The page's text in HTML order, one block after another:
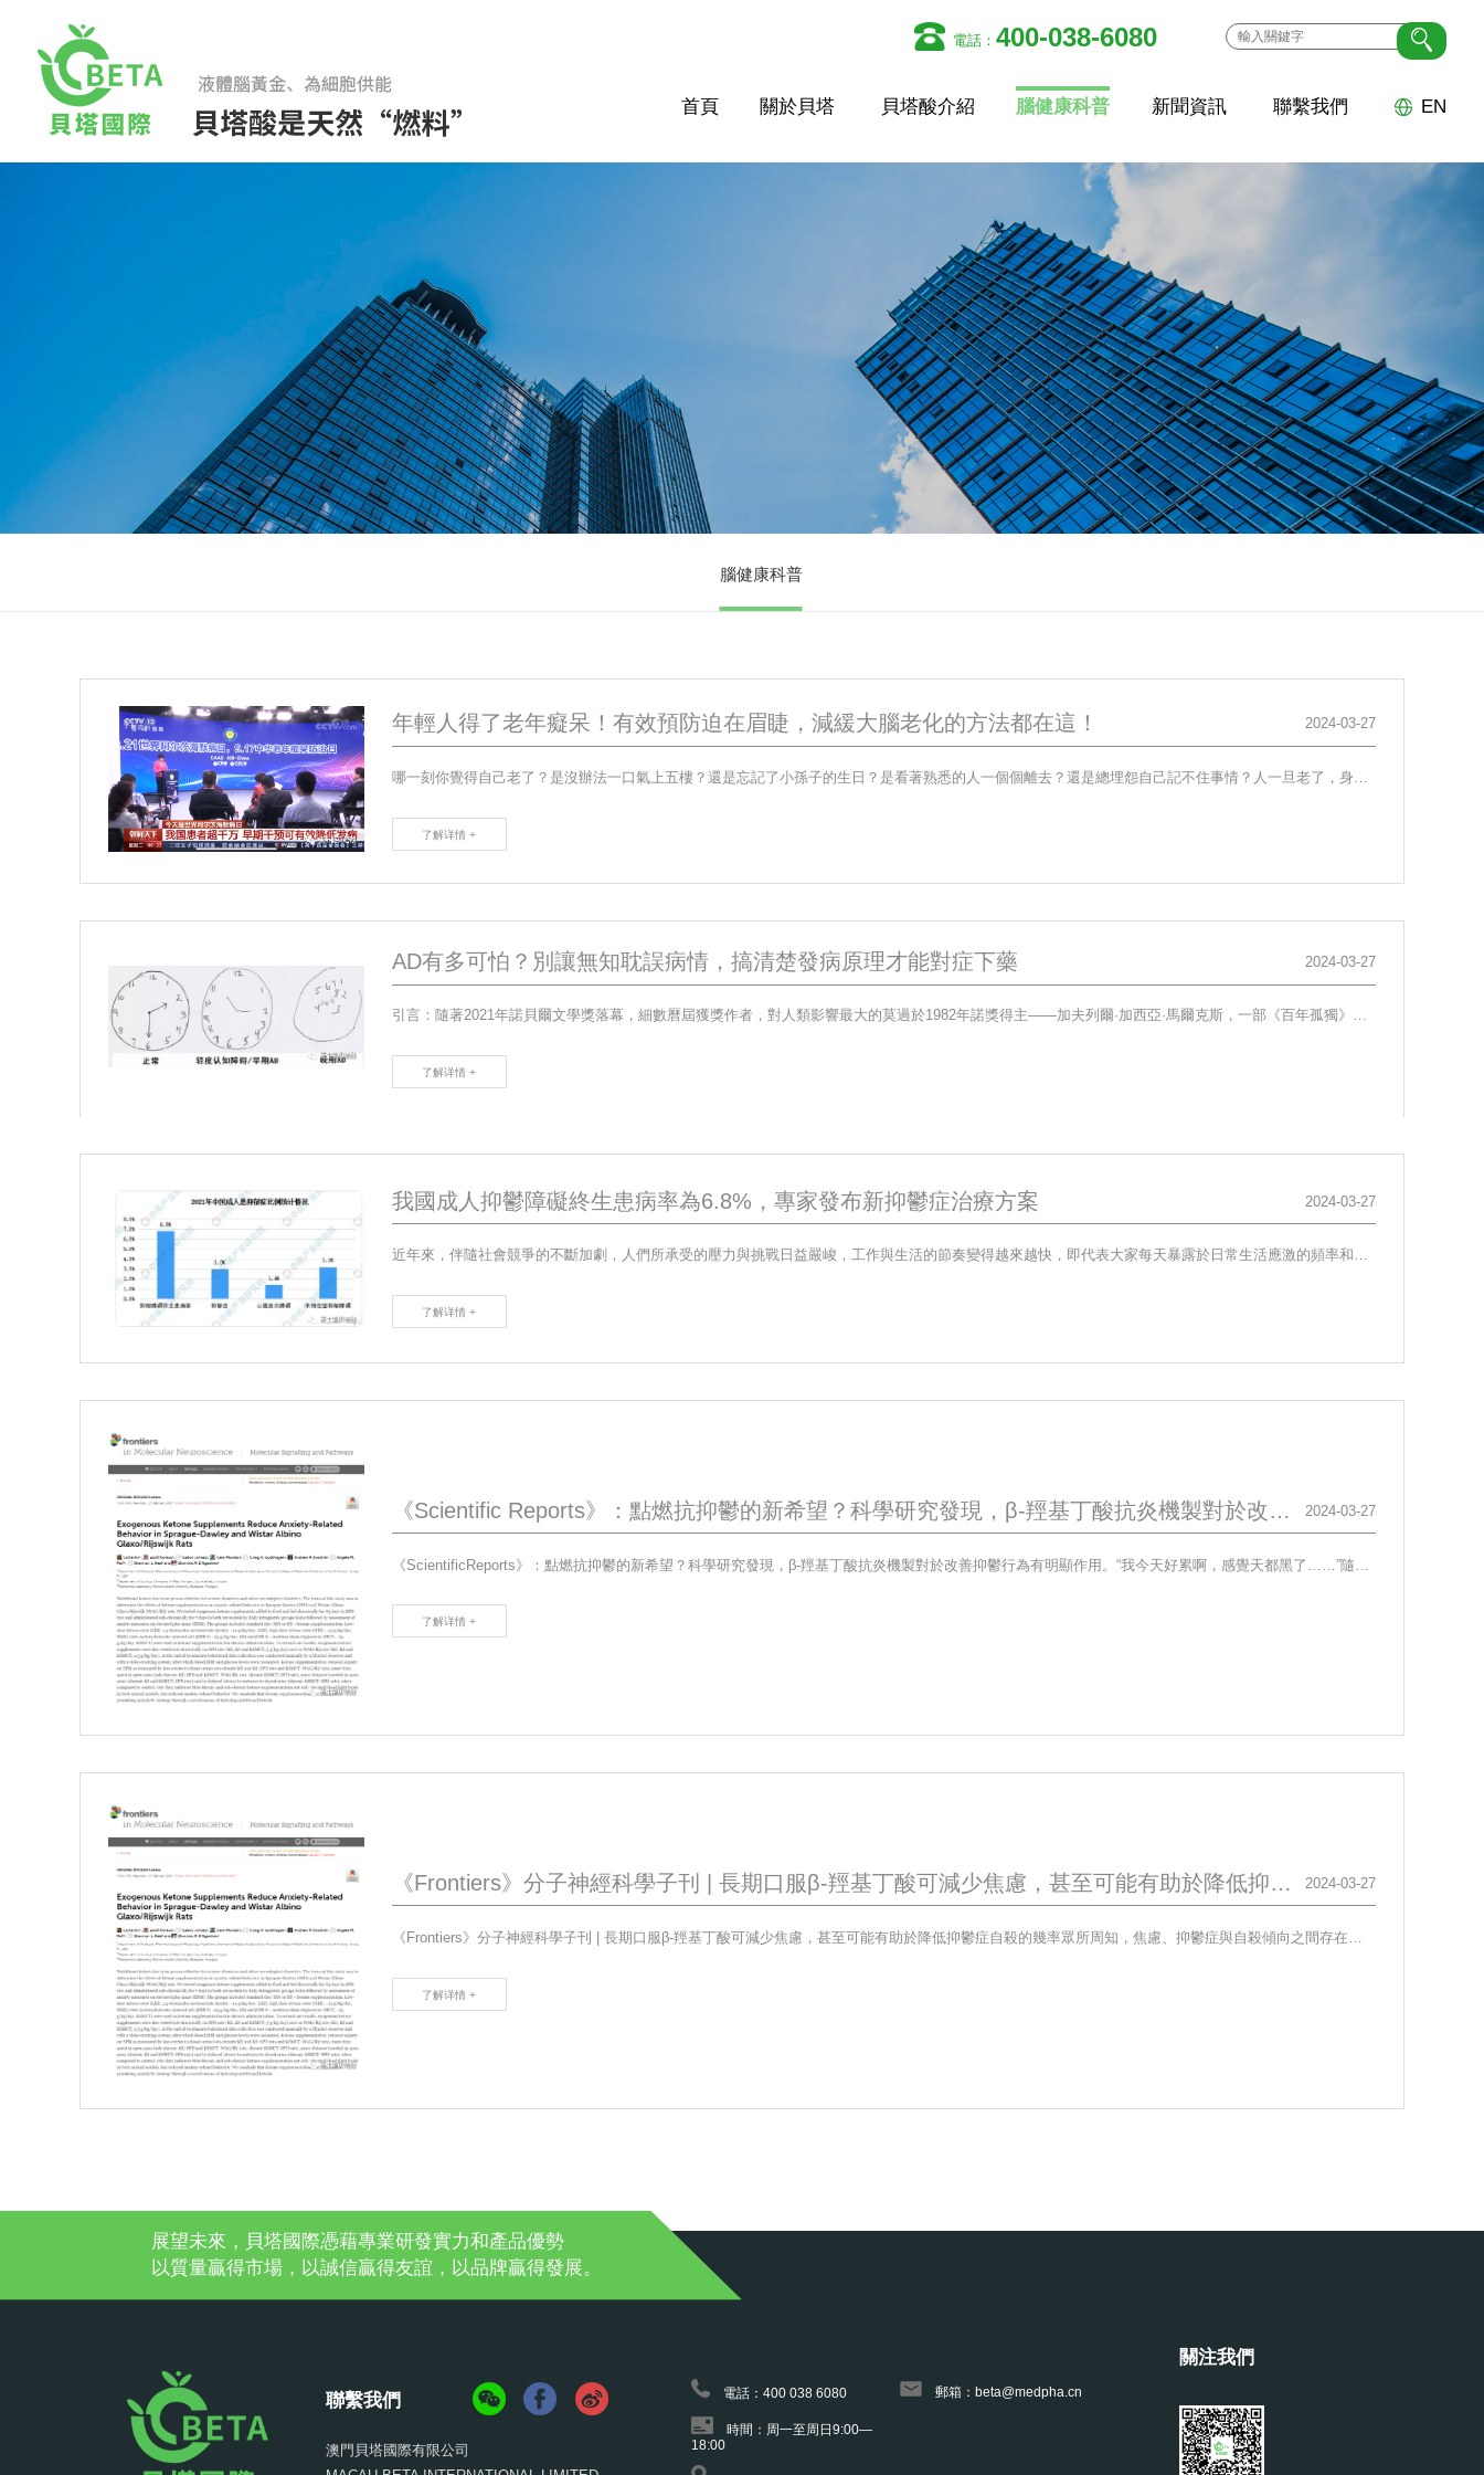
電話：400-038-6080
首頁 關於貝塔 貝塔酸介紹 腦健康科普 新聞資訊 聯繫我們 EN
腦健康科普
年輕人得了老年癡呆！有效預防迫在眉睫，減緩大腦老化的方法都在這！ 2024-03-27
哪一刻你覺得自己老了？是沒辦法一口氣上五樓？還是忘記了小孫子的生日？是看著熟悉的人一個個離去？還是總埋怨自己記不住事情？人一旦老了，身體的各項機能都開始急速下降，比起身體官能的衰老，大腦的認知能力、記憶能力的下降似乎來得更快、更猛烈一些，這也是阿爾茨海默症逐年增加的有力佐...
了解详情 +
AD有多可怕？別讓無知耽誤病情，搞清楚發病原理才能對症下藥 2024-03-27
引言：隨著2021年諾貝爾文學獎落幕，細數曆屆獲獎作者，對人類影響最大的莫過於1982年諾獎得主——加夫列爾·加西亞·馬爾克斯，一部《百年孤獨》被捧上神壇，魔幻現實主義信手捏來的文字躍然紙上撩動了多少文人墨客的心弦，殊不知文字成就被文字忘卻才是對一個作者最殘忍的事情。“我們...
了解详情 +
我國成人抑鬱障礙終生患病率為6.8%，專家發布新抑鬱症治療方案 2024-03-27
近年來，伴隨社會競爭的不斷加劇，人們所承受的壓力與挑戰日益嚴峻，工作與生活的節奏變得越來越快，即代表大家每天暴露於日常生活應激的頻率和強度越發增多。而這種持續、過強的應激反應極大程度地影響了我們的身心健康，並引發了一系列嚴重危害人類身心健康的應激性相關疾病，抑鬱症便...
了解详情 +
《Scientific Reports》：點燃抗抑鬱的新希望？科學研究發現，β-羥基丁酸抗炎機製對於改善抑鬱行為有明顯作用。 2024-03-27
了解详情 +
《Frontiers》分子神經科學子刊 | 長期口服β-羥基丁酸可減少焦慮，甚至可能有助於降低抑鬱症自殺的幾率 2024-03-27
《Frontiers》分子神經科學子刊 | 長期口服β-羥基丁酸可減少焦慮，甚至可能有助於降低抑鬱症自殺的幾率眾所周知，焦慮、抑鬱症與自殺傾向之間存在著密不可分的關系，甚至說，許多重度抑鬱的患者往往都會因為嚴重的精神焦慮問題從而引發自殺的念頭。因此，減少焦慮症狀對於改善抑鬱症並...
了解详情 +
展望未來，貝塔國際憑藉專業研發實力和產品優勢
以質量贏得市場，以誠信贏得友誼，以品牌贏得發展。
聯繫我們
澳門貝塔國際有限公司
電話：400 038 6080 郵箱：beta@medpha.cn
時間：周一至周日9:00—
18:00
關注我們